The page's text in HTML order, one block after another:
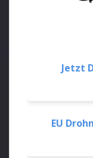
Jetzt
EU